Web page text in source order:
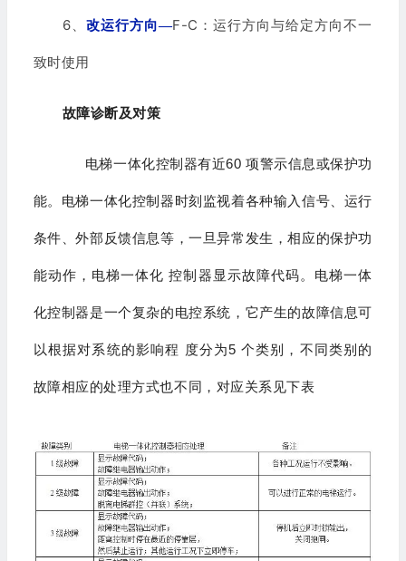
6、 改运行方向—F-C：运行方向与给定方向不一
致时使用
故障诊断及对策
电梯一体化控制器有近60 项警示信息或保护功
能。电梯一体化控制器时刻监视着各种输入信号、运行
条件、外部反馈信息等，一旦异常发生，相应的保护功
能动作，电梯一体化 控制器显示故障代码。电梯一体
化控制器是一个复杂的电控系统，它产生的故障信息可
以根据对系统的影响程 度分为5 个类别，不同类别的
故障相应的处理方式也不同，对应关系见下表